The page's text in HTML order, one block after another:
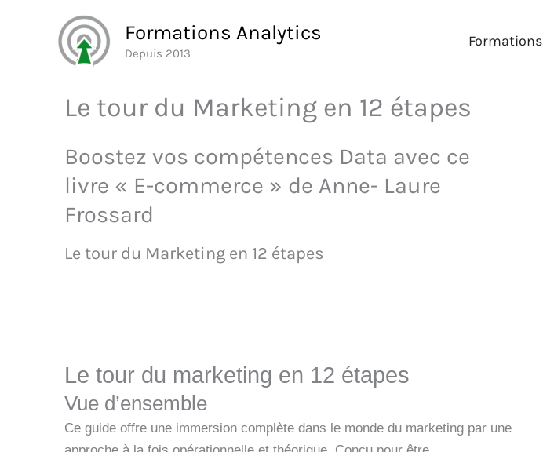
Formations Analytics
Depuis 2013
Formations
Le tour du Marketing en 12 étapes
Boostez vos compétences Data avec ce
livre « E-commerce » de Anne- Laure
Frossard
Le tour du Marketing en 12 étapes
Le tour du marketing en 12 étapes
Vue d’ensemble
Ce guide offre une immersion complète dans le monde du marketing par une